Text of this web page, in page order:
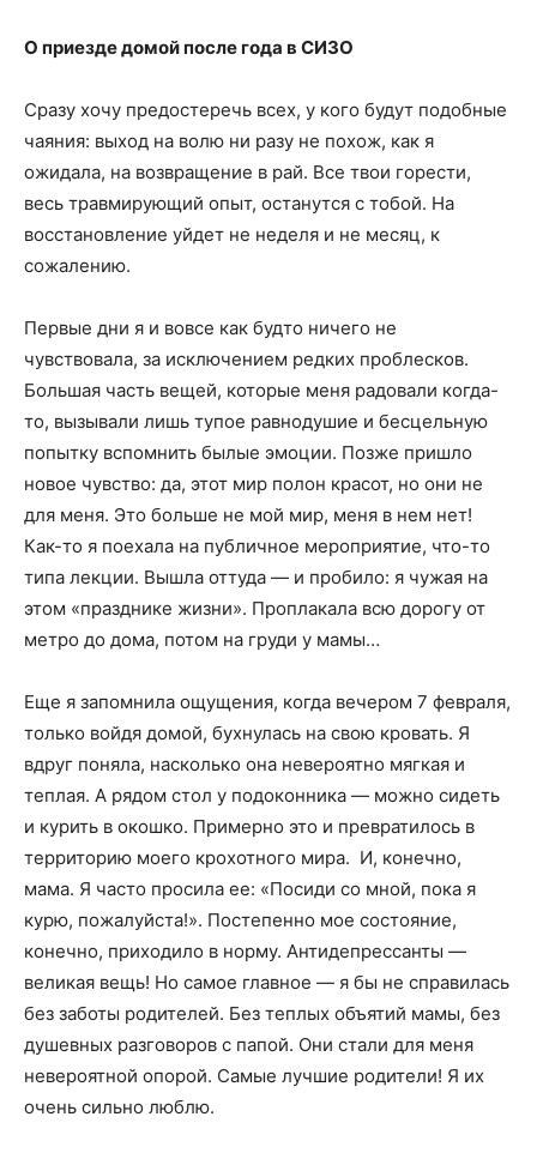
О приезде домой после года в СИЗО
Сразу хочу предостеречь всех, у кого будут подобные
чаяния: выход на волю ни разу не похож, как я
ожидала, на возвращение в рай. Все твои горести,
весь травмирующий опыт, останутся с тобой. На
восстановление уйдет не неделя и не месяц, к
сожалению.
Первые дни я и вовсе как будто ничего не
чувствовала, за исключением редких проблесков.
Большая часть вещей, которые меня радовали когда-
то, вызывали лишь тупое равнодушие и бесцельную
попытку вспомнить былые эмоции. Позже пришло
новое чувство: да, этот мир полон красот, но они не
для меня. Это больше не мой мир, меня в нем нет!
Как-то я поехала на публичное мероприятие, что-то
типа лекции. Вышла оттуда — и пробило: я чужая на
этом «празднике жизни». Проплакала всю дорогу от
метро до дома, потом на груди у мамы…
Еще я запомнила ощущения, когда вечером 7 февраля,
только войдя домой, бухнулась на свою кровать. Я
вдруг поняла, насколько она невероятно мягкая и
теплая. А рядом стол у подоконника — можно сидеть
и курить в окошко. Примерно это и превратилось в
территорию моего крохотного мира. И, конечно,
мама. Я часто просила ее: «Посиди со мной, пока я
курю, пожалуйста!». Постепенно мое состояние,
конечно, приходило в норму. Антидепрессанты —
великая вещь! Но самое главное — я бы не справилась
без заботы родителей. Без теплых объятий мамы, без
душевных разговоров с папой. Они стали для меня
невероятной опорой. Самые лучшие родители! Я их
очень сильно люблю.